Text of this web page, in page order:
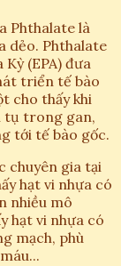
Phthalate là
dẻo. Phthalate
(EPA) đưa
triển tế bào
cho thấy khi
tụ trong gan,
tới tế bào gốc.
chuyên gia tại
hạt vi nhựa có
nhiều mô
hạt vi nhựa có
mạch, phù